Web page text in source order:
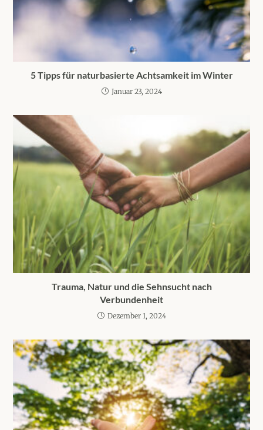
5 Tipps für naturbasierte Achtsamkeit im Winter
Januar 23, 2024
Trauma, Natur und die Sehnsucht nach
Verbundenheit
Dezember 1, 2024